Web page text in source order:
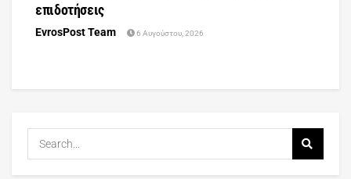
επιδοτήσεις
EvrosPost Team 6 Αυγούστου, 2026